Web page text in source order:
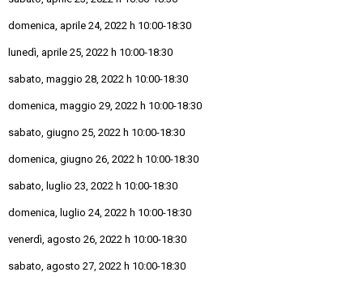
domenica, aprile 24, 2022 h 10:00-18:30
lunedì, aprile 25, 2022 h 10:00-18:30
sabato, maggio 28, 2022 h 10:00-18:30
domenica, maggio 29, 2022 h 10:00-18:30
sabato, giugno 25, 2022 h 10:00-18:30
domenica, giugno 26, 2022 h 10:00-18:30
sabato, luglio 23, 2022 h 10:00-18:30
domenica, luglio 24, 2022 h 10:00-18:30
venerdì, agosto 26, 2022 h 10:00-18:30
sabato, agosto 27, 2022 h 10:00-18:30